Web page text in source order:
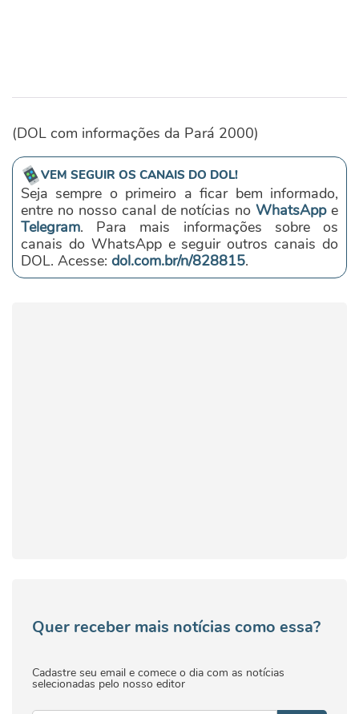
(DOL com informações da Pará 2000)
VEM SEGUIR OS CANAIS DO DOL!
Seja sempre o primeiro a ficar bem informado,
entre no nosso canal de notícias noWhatsAppe
Telegram. Para mais informações sobre os
canais do WhatsApp e seguir outros canais do
DOL. Acesse: dol.com.br/n/828815.
Quer receber mais notícias como essa?
Cadastre seu email e comece o dia com as notícias
selecionadas pelo nosso editor